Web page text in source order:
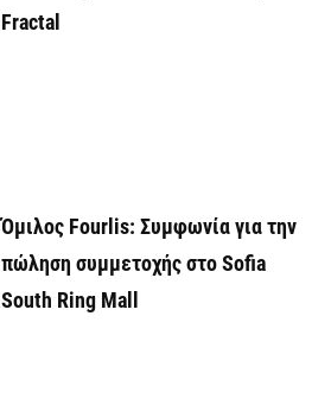
Fractal
Όμιλος Fourlis: Συμφωνία για την
πώληση συμμετοχής στο Sofia
South Ring Mall